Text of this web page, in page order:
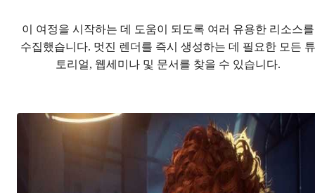
이 여정을 시작하는 데 도움이 되도록 여러 유용한 리소스를
수집했습니다. 멋진 렌더를 즉시 생성하는 데 필요한 모든 튜
토리얼, 웹세미나 및 문서를 찾을 수 있습니다.